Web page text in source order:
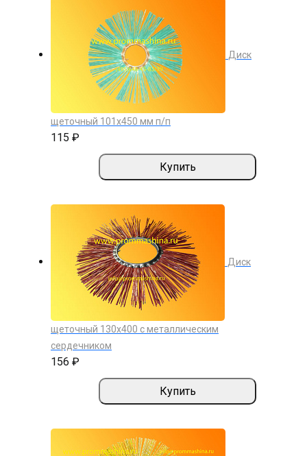
Диск
щеточный 101х450 мм п/п
115 ₽
Купить
Диск
щеточный 130х400 с металлическим
сердечником
156 ₽
Купить